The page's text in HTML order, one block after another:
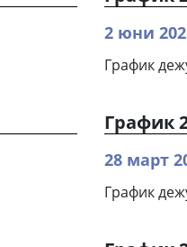
2 юни
График
График
28 март
График